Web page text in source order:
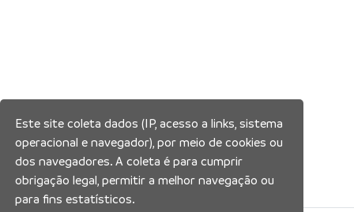
Este site coleta dados (IP, acesso a links, sistema
operacional e navegador), por meio de cookies ou
dos navegadores. A coleta é para cumprir
obrigação legal, permitir a melhor navegação ou
para fins estatísticos.